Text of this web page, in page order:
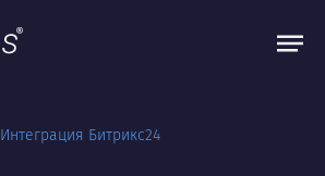
Интеграция Битрикс24